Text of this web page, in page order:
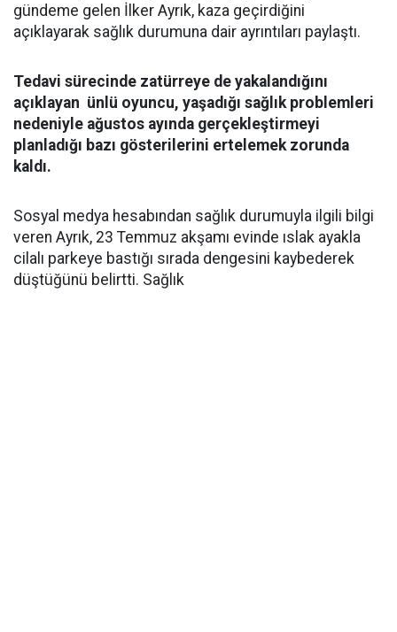
gündeme gelen İlker Ayrık, kaza geçirdiğini
açıklayarak sağlık durumuna dair ayrıntıları paylaştı.
Tedavi sürecinde zatürreye de yakalandığını
açıklayan ünlü oyuncu, yaşadığı sağlık problemleri
nedeniyle ağustos ayında gerçekleştirmeyi
planladığı bazı gösterilerini ertelemek zorunda
kaldı.
Sosyal medya hesabından sağlık durumuyla ilgili bilgi
veren Ayrık, 23 Temmuz akşamı evinde ıslak ayakla
cilalı parkeye bastığı sırada dengesini kaybederek
düştüğünü belirtti. Sağlık